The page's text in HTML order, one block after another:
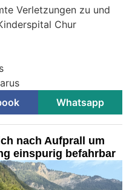
Verletzungen zu und
Chur
Whatsapp
nach Aufprall um
einspurig befahrbar